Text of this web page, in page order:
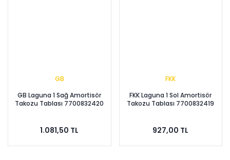
GB
GB Laguna 1 Sağ Amortisör
Takozu Tablası 7700832420
1.081,50 TL
FKK
FKK Laguna 1 Sol Amortisör
Takozu Tablası 7700832419
927,00 TL